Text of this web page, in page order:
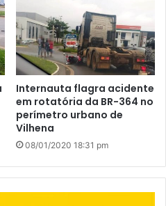
Internauta flagra acidente
em rotatória da BR-364 no
perímetro urbano de
Vilhena
08/01/2020 18:31 pm